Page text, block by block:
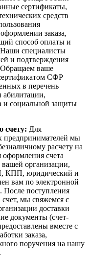
сертификаты,
средств
заказа,
способ оплаты и
Наши специалисты
и подтверждения
ваше
СФР
в перечень
абилитации,
и социальной защиты
счету: Для
предпринимателей мы
расчету на
счета
вашей организации,
КПП, юридический и
вам по электронной
После поступления
мы свяжемся с
доставки
документы (счет-
вместе с
заказа,
поручения на нашу
.